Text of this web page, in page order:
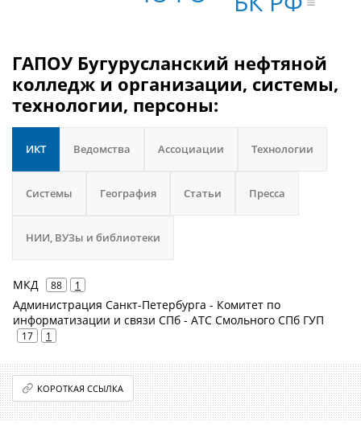
ГАПОУ Бугурусланский нефтяной
колледж и организации, системы,
технологии, персоны:
ИКТ Ведомства Ассоциации Технологии
Системы География Статьи Пресса
НИИ, ВУЗы и библиотеки
МКД 88 1
Администрация Санкт-Петербурга - Комитет по
информатизации и связи СПб - АТС Смольного СПб ГУП
17 1
КОРОТКАЯ ССЫЛКА